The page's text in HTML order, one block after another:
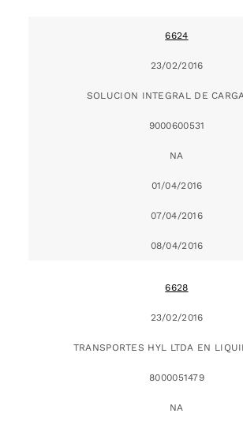
6624
23/02/2016
SOLUCION INTEGRAL DE
9000600531
NA
01/04/2016
07/04/2016
08/04/2016
6628
23/02/2016
TRANSPORTES HYL LTDA EN
8000051479
NA